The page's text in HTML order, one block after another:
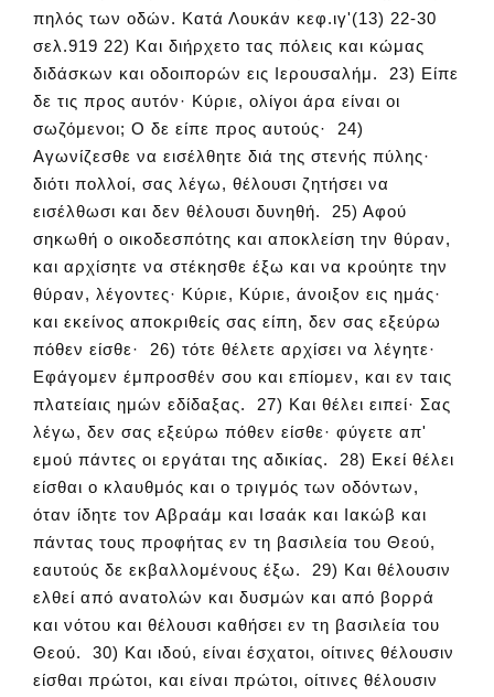
πηλός των οδών. Κατά Λουκάν κεφ.ιγ'(13) 22-30
σελ.919 22) Και διήρχετο τας πόλεις και κώμας
διδάσκων και οδοιπορών εις Ιερουσαλήμ. 23) Είπε
δε τις προς αυτόν· Κύριε, ολίγοι άρα είναι οι
σωζόμενοι; Ο δε είπε προς αυτούς· 24)
Αγωνίζεσθε να εισέλθητε διά της στενής πύλης·
διότι πολλοί, σας λέγω, θέλουσι ζητήσει να
εισέλθωσι και δεν θέλουσι δυνηθή. 25) Αφού
σηκωθή ο οικοδεσπότης και αποκλείση την θύραν,
και αρχίσητε να στέκησθε έξω και να κρούητε την
θύραν, λέγοντες· Κύριε, Κύριε, άνοιξον εις ημάς·
και εκείνος αποκριθείς σας είπη, δεν σας εξεύρω
πόθεν είσθε· 26) τότε θέλετε αρχίσει να λέγητε·
Εφάγομεν έμπροσθέν σου και επίομεν, και εν ταις
πλατείαις ημών εδίδαξας. 27) Και θέλει ειπεί· Σας
λέγω, δεν σας εξεύρω πόθεν είσθε· φύγετε απ'
εμού πάντες οι εργάται της αδικίας. 28) Εκεί θέλει
είσθαι ο κλαυθμός και ο τριγμός των οδόντων,
όταν ίδητε τον Αβραάμ και Ισαάκ και Ιακώβ και
πάντας τους προφήτας εν τη βασιλεία του Θεού,
εαυτούς δε εκβαλλομένους έξω. 29) Και θέλουσιν
ελθεί από ανατολών και δυσμών και από βορρά
και νότου και θέλουσι καθήσει εν τη βασιλεία του
Θεού. 30) Και ιδού, είναι έσχατοι, οίτινες θέλουσιν
είσθαι πρώτοι, και είναι πρώτοι, οίτινες θέλουσιν